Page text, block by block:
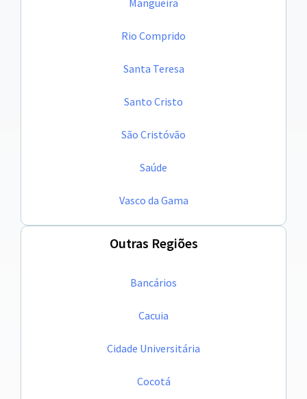
Mangueira
Rio Comprido
Santa Teresa
Santo Cristo
São Cristóvão
Saúde
Vasco da Gama
Outras Regiões
Bancários
Cacuia
Cidade Universitária
Cocotá